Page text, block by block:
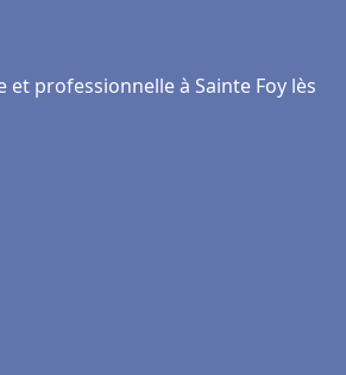
professionnelle à Sainte Foy lès